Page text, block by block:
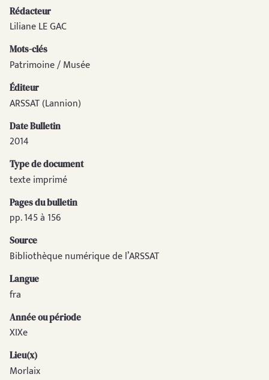
Rédacteur
Liliane LE GAC
Mots-clés
Patrimoine / Musée
Éditeur
ARSSAT (Lannion)
Date Bulletin
2014
Type de document
texte imprimé
Pages du bulletin
pp. 145 à 156
Source
Bibliothèque numérique de l’ARSSAT
Langue
fra
Année ou période
XIXe
Lieu(x)
Morlaix